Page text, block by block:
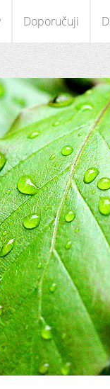
Doporučuji